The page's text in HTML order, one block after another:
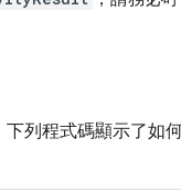
列程式碼顯示了如